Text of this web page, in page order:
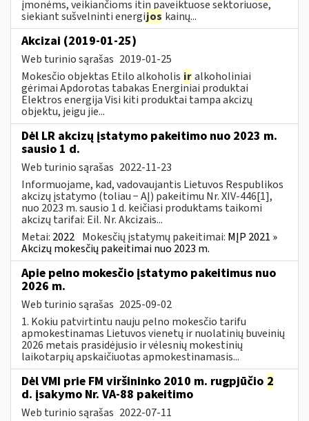
įmonėms, veikiančioms itin paveiktuose sektoriuose,
siekiant sušvelninti energijos kainų...
Akcizai (2019-01-25)
Web turinio sąrašas 2019-01-25
Mokesčio objektas Etilo alkoholis iralkoholiniai
gėrimai Apdorotas tabakas Energiniai produktai
Elektros energija Visi kiti produktai tampa akcizų
objektu, jeigu jie...
Dėl LR akcizų įstatymo pakeitimo nuo 2023 m.
sausio 1 d.
Web turinio sąrašas 2022-11-23
Informuojame, kad, vadovaujantis Lietuvos Respublikos
akcizų įstatymo (toliau − AĮ) pakeitimu Nr. XIV-446[1],
nuo 2023 m. sausio 1 d. keičiasi produktams taikomi
akcizų tarifai: Eil. Nr. Akcizais...
Metai: 2022 Mokesčių įstatymų pakeitimai: MĮP 2021 »
Akcizų mokesčių pakeitimai nuo 2023 m.
Apie pelno mokesčio įstatymo pakeitimus nuo
2026 m.
Web turinio sąrašas 2025-09-02
1. Kokiu patvirtintu nauju pelno mokesčio tarifu
apmokestinamas Lietuvos vienetų ir nuolatinių buveinių
2026 metais prasidėjusio ir vėlesnių mokestinių
laikotarpių apskaičiuotas apmokestinamasis...
Dėl VMI prie FM viršininko 2010 m. rugpjūčio 2
d. įsakymo Nr. VA-88 pakeitimo
Web turinio sąrašas 2022-07-11